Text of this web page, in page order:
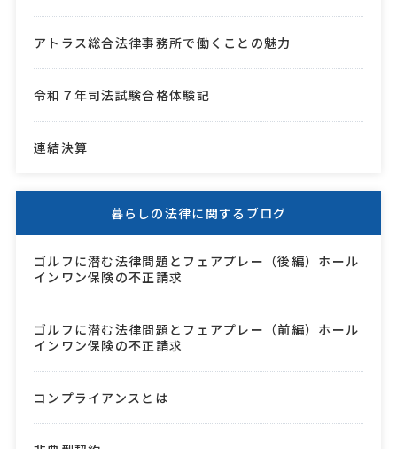
アトラス総合法律事務所で働くことの魅力
令和７年司法試験合格体験記
連結決算
暮らしの法律に関するブログ
ゴルフに潜む法律問題とフェアプレー（後編）ホール
インワン保険の不正請求
ゴルフに潜む法律問題とフェアプレー（前編）ホール
インワン保険の不正請求
コンプライアンスとは